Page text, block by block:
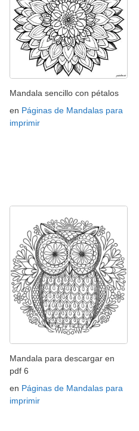
Mandala sencillo con pétalos
en Páginas de Mandalas para
imprimir
Mandala para descargar en
pdf 6
en Páginas de Mandalas para
imprimir